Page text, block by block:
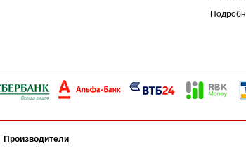
Производители